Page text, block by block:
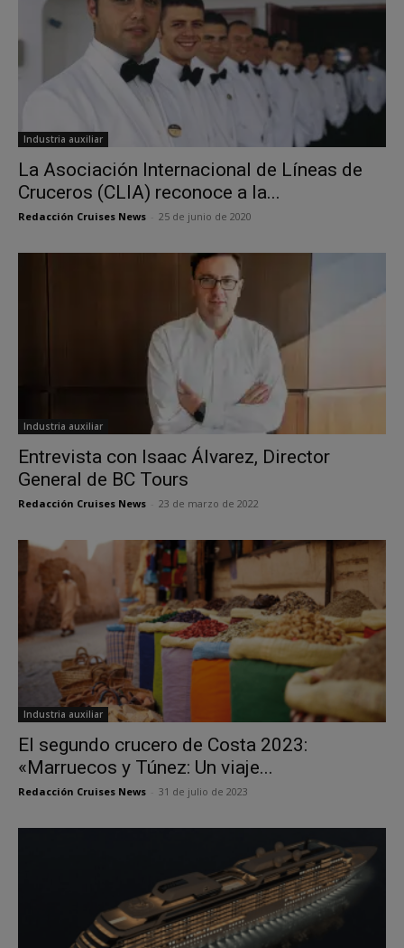
Industria auxiliar
La Asociación Internacional de Líneas de
Cruceros (CLIA) reconoce a la...
Redacción Cruises News 25 de junio de 2020
Industria auxiliar
Entrevista con Isaac Álvarez, Director
General de BC Tours
Redacción Cruises News 23 de marzo de 2022
Industria auxiliar
El segundo crucero de Costa 2023:
«Marruecos y Túnez: Un viaje...
Redacción Cruises News 31 de julio de 2023